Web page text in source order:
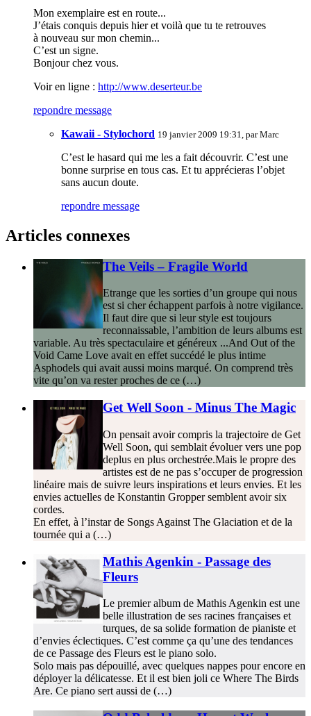
Mon exemplaire est en route...
J’étais conquis depuis hier et voilà que tu te retrouves
à nouveau sur mon chemin...
C’est un signe.
Bonjour chez vous.
Voir en ligne : http://www.deserteur.be
repondre message
Kawaii - Stylochord 19 janvier 2009 19:31, parMarc
C’est le hasard qui me les a fait découvrir. C’est une
bonne surprise en tous cas. Et tu apprécieras l’objet
sans aucun doute.
repondre message
Articles connexes
The Veils – Fragile World
Etrange que les sorties d’un groupe qui nous
est si cher échappent parfois à notre vigilance.
Il faut dire que si leur style est toujours
reconnaissable, l’ambition de leurs albums est
variable. Au très spectaculaire et généreux ...And Out of the
Void Came Love avait en effet succédé le plus intime
Asphodels qui avait aussi moins marqué. On comprend très
vite qu’on va rester proches de ce (…)
Get Well Soon - Minus The Magic
On pensait avoir compris la trajectoire de Get
Well Soon, qui semblait évoluer vers une pop
deplus en plus orchestrée.Mais le propre des
artistes est de ne pas s’occuper de progression
linéaire mais de suivre leurs inspirations et leurs envies. Et les
envies actuelles de Konstantin Gropper semblent avoir six
cordes.
En effet, à l’instar de Songs Against The Glaciation et de la
tournée qui a (…)
Mathis Agenkin - Passage des
Fleurs
Le premier album de Mathis Agenkin est une
belle illustration de ses racines françaises et
turques, de sa solide formation de pianiste et
d’envies éclectiques. C’est comme ça qu’une des tendances
de ce Passage des Fleurs est le piano solo.
Solo mais pas dépouillé, avec quelques nappes pour encore en
déployer la délicatesse. Et il est bien joli ce Where The Birds
Are. Ce piano sert aussi de (…)